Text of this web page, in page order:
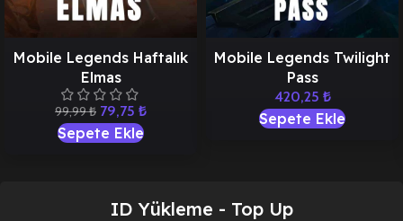
Mobile Legends Haftalık
Elmas
99,99₺ 79,75 ₺
Sepete Ekle
Mobile Legends Twilight
Pass
420,25 ₺
Sepete Ekle
ID Yükleme - Top Up